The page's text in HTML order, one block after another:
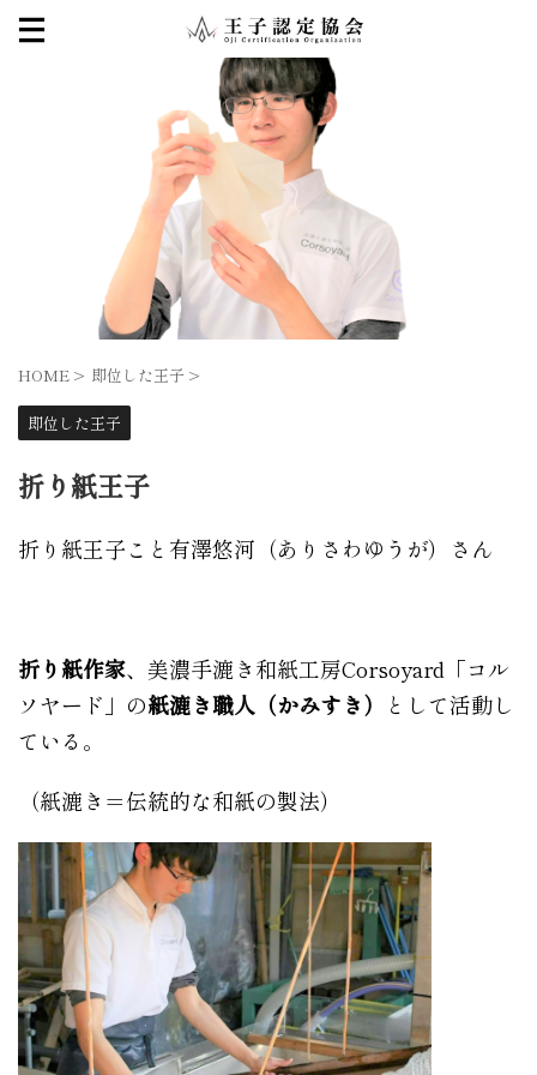
HOME > 即位した王子 >
即位した王子
折り紙王子
折り紙王子こと有澤悠河（ありさわゆうが）さん
折り紙作家、美濃手漉き和紙工房Corsoyard 「コル
ソヤード」の紙漉き職人（かみすき）
として活動し
ている。
（紙漉き＝伝統的な和紙の製法）